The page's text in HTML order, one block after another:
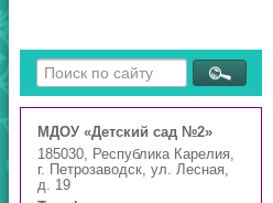
МДОУ «Детский сад №2»
185030, Республика Карелия,
г. Петрозаводск, ул. Лесная,
д. 19